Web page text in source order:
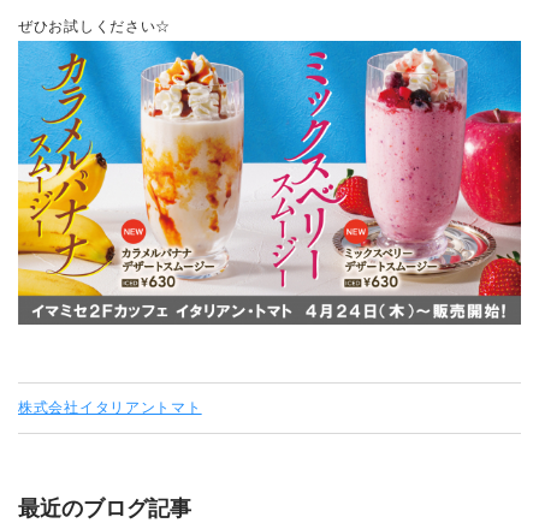
ぜひお試しください☆
株式会社イタリアントマト
最近のブログ記事